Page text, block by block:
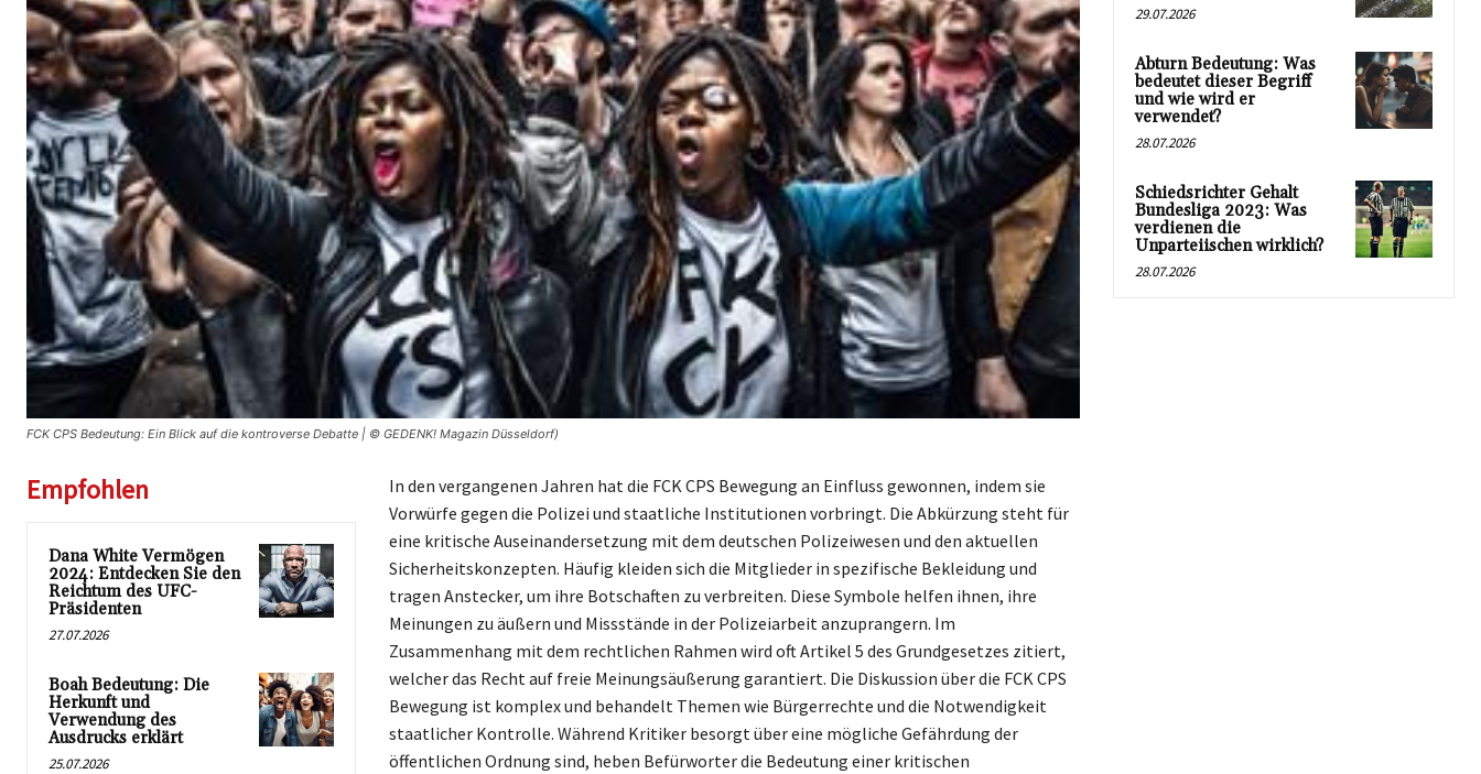
FCK CPS Bedeutung: Ein Blick auf die kontroverse Debatte | © GEDENK! Magazin Düsseldorf)
Empfohlen
Dana White Vermögen
2024: Entdecken Sie den
Reichtum des UFC-
Präsidenten
27.07.2026
Boah Bedeutung: Die
Herkunft und
Verwendung des
Ausdrucks erklärt
25.07.2026
In den vergangenen Jahren hat die FCK CPS Bewegung an Einfluss gewonnen, indem sie
Vorwürfe gegen die Polizei und staatliche Institutionen vorbringt. Die Abkürzung steht für
eine kritische Auseinandersetzung mit dem deutschen Polizeiwesen und den aktuellen
Sicherheitskonzepten. Häufig kleiden sich die Mitglieder in spezifische Bekleidung und
tragen Anstecker, um ihre Botschaften zu verbreiten. Diese Symbole helfen ihnen, ihre
Meinungen zu äußern und Missstände in der Polizeiarbeit anzuprangern. Im
Zusammenhang mit dem rechtlichen Rahmen wird oft Artikel 5 des Grundgesetzes zitiert,
welcher das Recht auf freie Meinungsäußerung garantiert. Die Diskussion über die FCK CPS
Bewegung ist komplex und behandelt Themen wie Bürgerrechte und die Notwendigkeit
staatlicher Kontrolle. Während Kritiker besorgt über eine mögliche Gefährdung der
öffentlichen Ordnung sind, heben Befürworter die Bedeutung einer kritischen
29.07.2026
Abturn Bedeutung: Was
bedeutet dieser Begriff
und wie wird er
verwendet?
28.07.2026
Schiedsrichter Gehalt
Bundesliga 2023: Was
verdienen die
Unparteiischen wirklich?
28.07.2026